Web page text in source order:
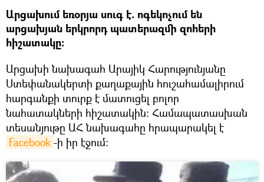
Արցախում եռօրյա սուգ է. ոգեկոչում են
արցախյան երկրորդ պատերազմի զոհերի
հիշատակը։
Արցախի նախագահ Արայիկ Հարությունյանը
Ստեփանակերտի քաղաքային հուշահամալիրում
հարգանքի տուրք է մատուցել բոլոր
նահատակների հիշատակին: Համապատասխան
տեսանյութը ԱՀ նախագահը հրապարակել է
Facebook -ի իր էջում։